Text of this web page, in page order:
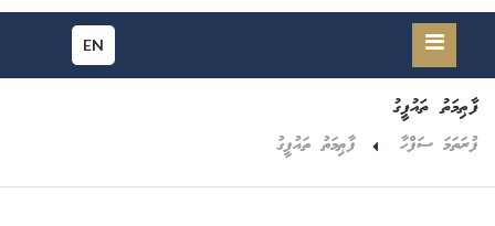
EN
ފާޠިމަތު ތައުފީގު
ފުރަތަމަ ސަފްހާ ފާޠިމަތު ތައުފީގު